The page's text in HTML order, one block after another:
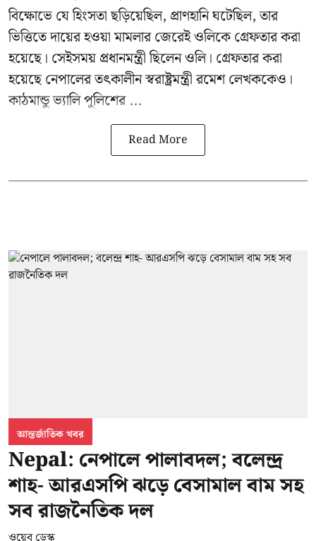
বিক্ষোভে যে হিংসতা ছড়িয়েছিল, প্রাণহানি ঘটেছিল, তার
ভিত্তিতে দায়ের হওয়া মামলার জেরেই ওলিকে গ্রেফতার করা
হয়েছে। সেইসময় প্রধানমন্ত্রী ছিলেন ওলি। গ্রেফতার করা
হয়েছে নেপালের তৎকালীন স্বরাষ্ট্রমন্ত্রী রমেশ লেখককেও।
কাঠমান্ডু ভ্যালি পুলিশের ...
Read More
আন্তর্জাতিক খবর
Nepal: নেপালে পালাবদল; বলেন্দ্র
শাহ- আরএসপি ঝড়ে বেসামাল বাম সহ
সব রাজনৈতিক দল